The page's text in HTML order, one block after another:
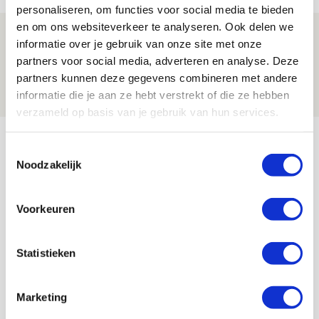
personaliseren, om functies voor social media te bieden
en om ons websiteverkeer te analyseren. Ook delen we
informatie over je gebruik van onze site met onze
partners voor social media, adverteren en analyse. Deze
partners kunnen deze gegevens combineren met andere
informatie die je aan ze hebt verstrekt of die ze hebben
verzameld op basis van je gebruik van hun services.
Noodzakelijk
Voorkeuren
Statistieken
Marketing
Volop enthousiasme in fotoverslag van
Europees treffen met Shelbourne
07 AUGUSTUS 2026 - 09:00
FOTOVERSLAG
Bekijk meer
AGENDA
23
Selectiedag ballenjongens/-meiden
11